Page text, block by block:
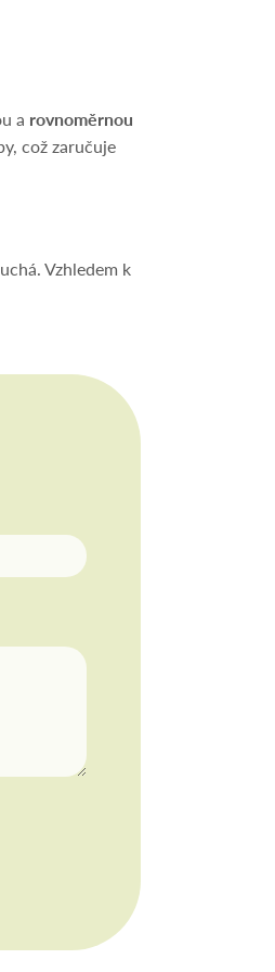
a rovnoměrnou
což zaručuje
Vzhledem k